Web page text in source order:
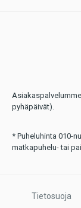
pyhäpäivät).
* Puheluhinta 010-
matkapuhelu- tai
Tietosuoja